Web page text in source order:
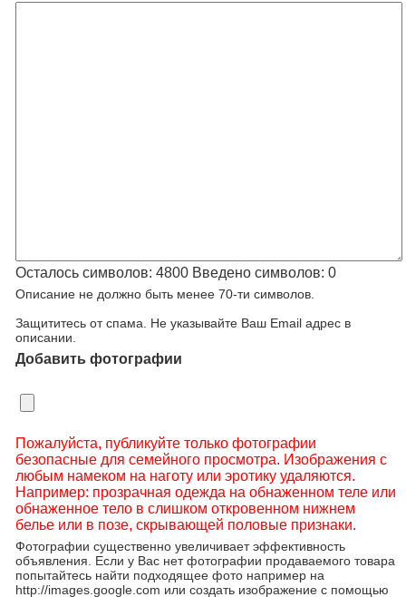
Осталось символов: 4800 Введено символов: 0
Описание не должно быть менее 70-ти символов.
Защититесь от спама. Не указывайте Ваш Email адрес в
описании.
Добавить фотографии
Пожалуйста, публикуйте только фотографии
безопасные для семейного просмотра. Изображения с
любым намеком на наготу или эротику удаляются.
Например: прозрачная одежда на обнаженном теле или
обнаженное тело в слишком откровенном нижнем
белье или в позе, скрывающей половые признаки.
Фотографии существенно увеличивает эффективность
объявления. Если у Вас нет фотографии продаваемого товара
попытайтесь найти подходящее фото например на
http://images.google.com или создать изображение с помощью